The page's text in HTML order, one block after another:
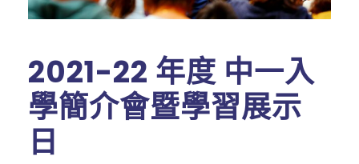
2021-22 年度 中一入
學簡介會暨學習展示
日